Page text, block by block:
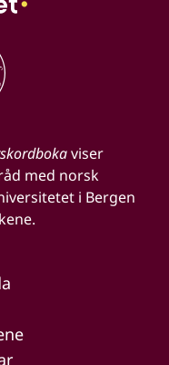
viser
med norsk
i Bergen